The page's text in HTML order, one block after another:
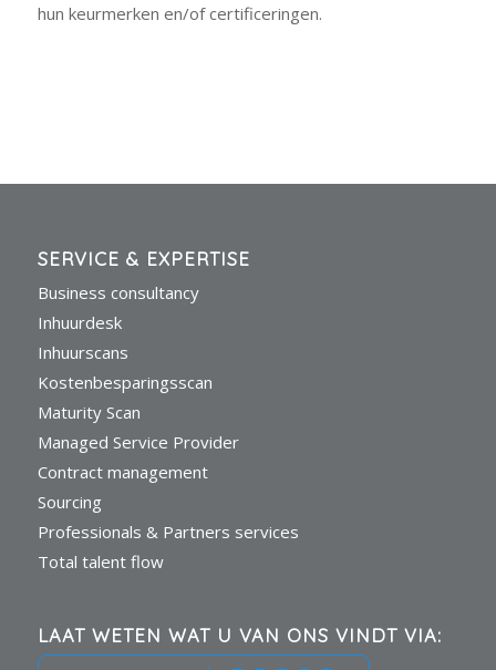
hun keurmerken en/of certificeringen.
SERVICE & EXPERTISE
Business consultancy
Inhuurdesk
Inhuurscans
Kostenbesparingsscan
Maturity Scan
Managed Service Provider
Contract management
Sourcing
Professionals & Partners services
Total talent flow
LAAT WETEN WAT U VAN ONS VINDT VIA: